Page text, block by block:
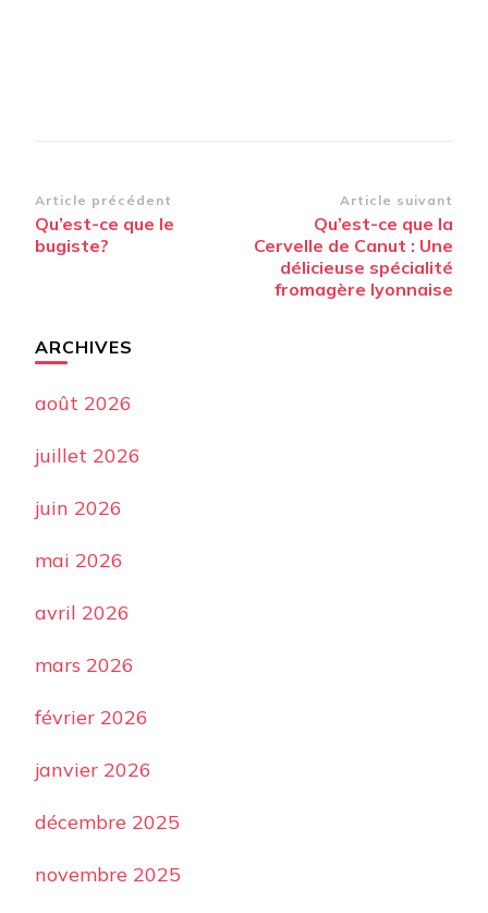
Navigation
d’article
Article précédent
Qu’est-ce que le
bugiste?
Article suivant
Qu’est-ce que la
Cervelle de Canut : Une
délicieuse spécialité
fromagère lyonnaise
ARCHIVES
août 2026
juillet 2026
juin 2026
mai 2026
avril 2026
mars 2026
février 2026
janvier 2026
décembre 2025
novembre 2025